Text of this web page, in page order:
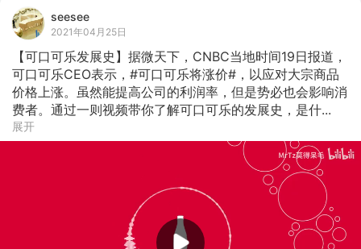
seesee
2021年04月25日
【可口可乐发展史】据微天下，CNBC当地时间19日报道，
可口可乐CEO表示，#可口可乐将涨价#，以应对大宗商品
价格上涨。虽然能提高公司的利润率，但是势必也会影响消
费者。通过一则视频带你了解可口可乐的发展史，是什...
展开